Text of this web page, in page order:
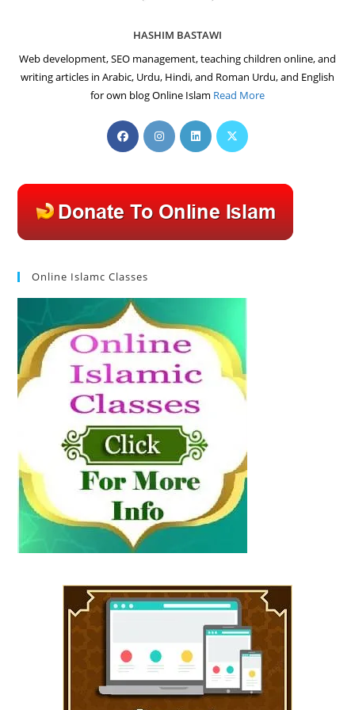
HASHIM BASTAWI
Web development, SEO management, teaching children online, and
writing articles in Arabic, Urdu, Hindi, and Roman Urdu, and English
for own blog Online Islam Read More
Opens
in
tab
Opens
in
tab
Opens
in
tab
Opens
tab
Online Islamc Classes